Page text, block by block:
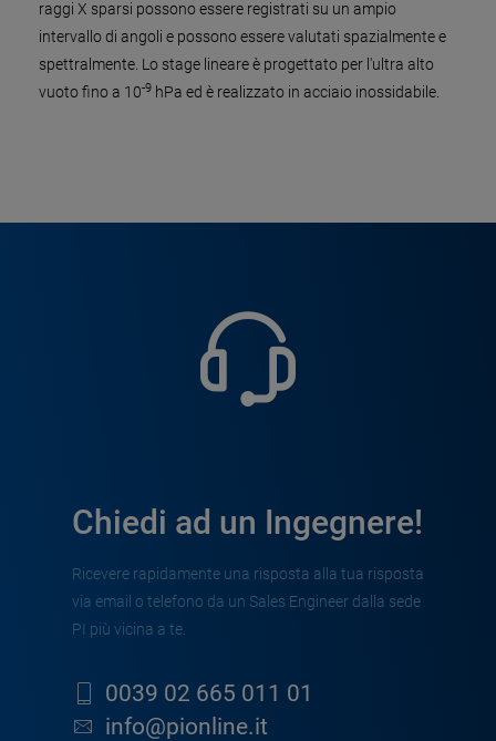
raggi X sparsi possono essere registrati su un ampio
intervallo di angoli e possono essere valutati spazialmente e
spettralmente. Lo stage lineare è progettato per l'ultra alto
vuoto fino a 10-9 hPa ed è realizzato in acciaio inossidabile.
Chiedi ad un Ingegnere!
Ricevere rapidamente una risposta alla tua risposta
via email o telefono da un Sales Engineer dalla sede
PI più vicina a te.
0039 02 665 011 01
info@pionline.it